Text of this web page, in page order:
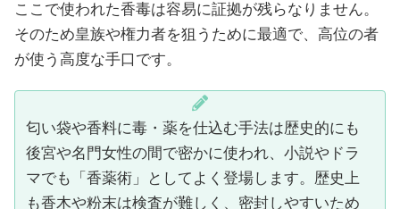
ここで使われた香毒は容易に証拠が残らなりません。
そのため皇族や権力者を狙うために最適で、高位の者
が使う高度な手口です。
匂い袋や香料に毒・薬を仕込む手法は歴史的にも
後宮や名門女性の間で密かに使われ、小説やドラ
マでも「香薬術」としてよく登場します。歴史上
も香木や粉末は検査が難しく、密封しやすいため